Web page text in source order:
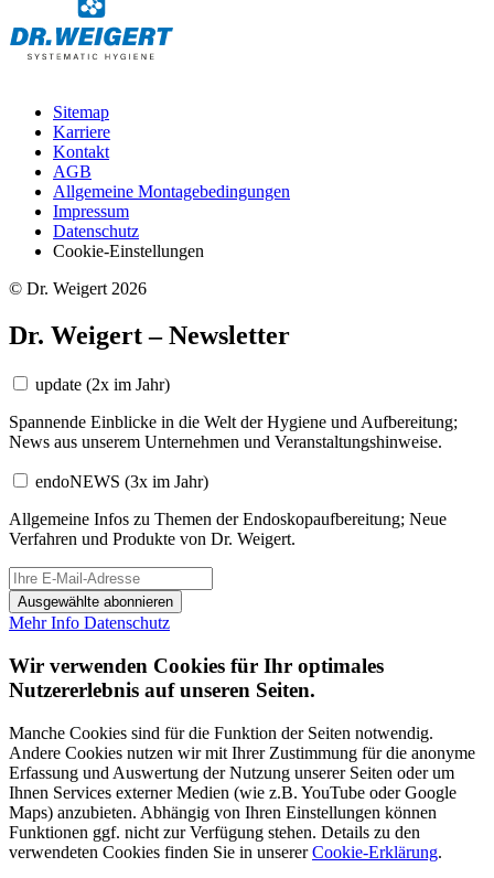
Sitemap
Karriere
Kontakt
AGB
Allgemeine Montagebedingungen
Impressum
Datenschutz
Cookie-Einstellungen
© Dr. Weigert 2026
Dr. Weigert – Newsletter
update (2x im Jahr)
Spannende Einblicke in die Welt der Hygiene und Aufbereitung;
News aus unserem Unternehmen und Veranstaltungshinweise.
endoNEWS (3x im Jahr)
Allgemeine Infos zu Themen der Endoskopaufbereitung; Neue
Verfahren und Produkte von Dr. Weigert.
Ausgewählte abonnieren
Mehr Info Datenschutz
Wir verwenden Cookies für Ihr optimales
Nutzererlebnis auf unseren Seiten.
Manche Cookies sind für die Funktion der Seiten notwendig.
Andere Cookies nutzen wir mit Ihrer Zustimmung für die anonyme
Erfassung und Auswertung der Nutzung unserer Seiten oder um
Ihnen Services externer Medien (wie z.B. YouTube oder Google
Maps) anzubieten. Abhängig von Ihren Einstellungen können
Funktionen ggf. nicht zur Verfügung stehen. Details zu den
verwendeten Cookies finden Sie in unsererCookie-Erklärung.